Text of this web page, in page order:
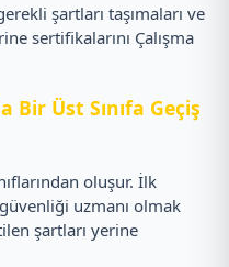
şartları taşımaları ve
sertifikalarını Çalışma
Bir Üst Sınıfa Geçiş
oluşur. İlk
güvenliği uzmanı olmak
şartları yerine